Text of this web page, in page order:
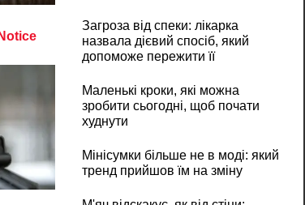
Загроза від спеки: лікарка
назвала дієвий спосіб, який
допоможе пережити її
Маленькі кроки, які можна
зробити сьогодні, щоб почати
худнути
Мінісумки більше не в моді: який
тренд прийшов їм на зміну